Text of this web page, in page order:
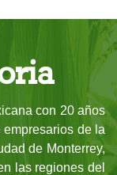
con 20 años
de la
de Monterrey,
las regiones del